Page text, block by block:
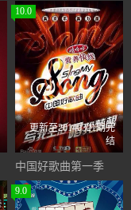
10.0
更新至20140321期完
结
中国好歌曲第一季
9.0